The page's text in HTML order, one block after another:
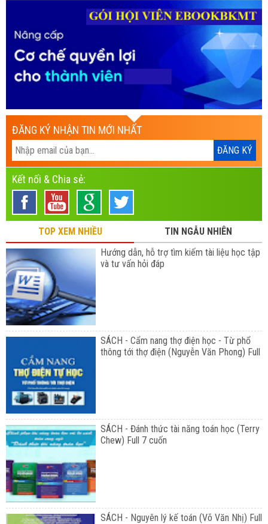
ĐĂNG KÝ NHẬN TIN MỚI NHẤT
Kết nối & Chia sẻ:
TOP XEM NHIỀU
TIN NGẪU NHIÊN
Hướng dẫn, hỗ trợ tìm kiếm tài liệu học tập
và tư vấn hỏi đáp
SÁCH - Cẩm nang thợ điện học - Từ phổ
thông tới thợ điện (Nguyễn Văn Phong) Full
SÁCH - Đánh thức tài năng toán học (Terry
Chew) Full 7 cuốn
SÁCH - Nguyên lý kế toán (Võ Văn Nhị) Full